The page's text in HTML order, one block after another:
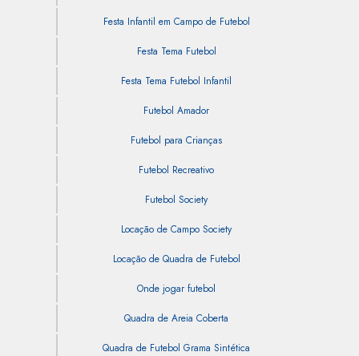
Festa Infantil em Campo de Futebol
Festa Tema Futebol
Festa Tema Futebol Infantil
Futebol Amador
Futebol para Crianças
Futebol Recreativo
Futebol Society
Locação de Campo Society
Locação de Quadra de Futebol
Onde jogar futebol
Quadra de Areia Coberta
Quadra de Futebol Grama Sintética